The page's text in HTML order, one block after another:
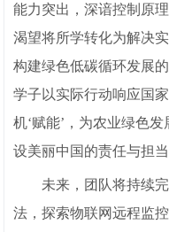
能力突出，深谙控制原
渴望将所学转化为解决
构建绿色低碳循环发展
学子以实际行动响应国
机‘赋能’，为农业绿色发
设美丽中国的责任与担当
未来，团队将持续
法，探索物联网远程监